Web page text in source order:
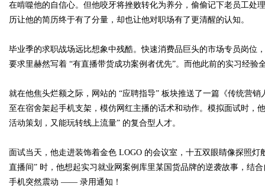
d
在啃噬他的自信心。但他咬牙将挫败转化为养分，偷偷记下老员工处
历让他的简历终于有了分量，却也让他对职场有了更清醒的认知。
毕业季的求职战场远比想象中残酷。快速消费品巨头的市场专员岗位
要求里赫然写着 “有直播带货成功案例者优先”。而他此前的实习经
就在他焦头烂额之际，网站的 “应聘指导” 板块推送了一篇《传统营
至在宿舍架起手机支架，模仿网红主播的话术和动作。模拟面试时，
活动策划，又能玩转线上流量” 的复合型人才。
面试当天，他走进装饰着金色 LOGO 的会议室，十五双眼睛像探照
直播间” 时，他想起实习就业网案例库里某国货品牌的逆袭故事，结
手机突然震动 —— 录用通知！